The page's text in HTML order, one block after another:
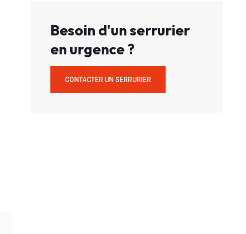
Besoin d'un serrurier
en urgence ?
CONTACTER UN SERRURIER